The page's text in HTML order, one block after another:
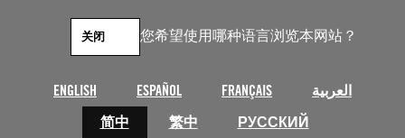
您希望使用哪种语言浏览本网站？
ENGLISH ESPAÑOL FRANÇAIS
العربية
简中
繁中 РУССКИЙ
关闭